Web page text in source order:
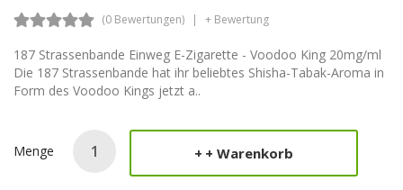
(0 Bewertungen) + Bewertung
187 Strassenbande Einweg E-Zigarette - Voodoo King 20mg/ml
Die 187 Strassenbande hat ihr beliebtes Shisha-Tabak-Aroma in
Form des Voodoo Kings jetzt a..
Menge + Warenkorb